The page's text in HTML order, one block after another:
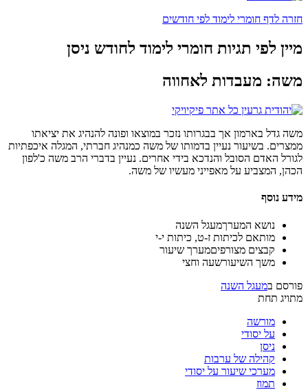
חזרה לדף חומרי לימוד לפי חודשים
מיין לפי תגיות חומרי לימוד לחודש ניסן
משה: מעבדות לאחווה
משה גדל בארמון אך בבגרותו נזכר במוצאו ופונה להנהיג את יציאתו
ממצרים. בשיעור נעיין בדמותו של משה כמנהיג חברתי, המגלה איכפתיות
לגורל האדם הסובל והנדכא בידי אחרים. נעיין בדברי הרב משה כ'לפון
הכהן, המצביע על מאפייני מעשיו של משה.
מידע נוסף
נושא המערךמעגל השנה
מותאם לכיתות ז-ט, כיתות י-י
קבצים מצורפיםמערך שיעור
משך השיעורשעה וחצי
פורסם במעגל השנה
מתויג תחת
מורשה
על יסודי
ניסן
קהילה של ערבות
מערכי שיעור על יסודי
תמוז